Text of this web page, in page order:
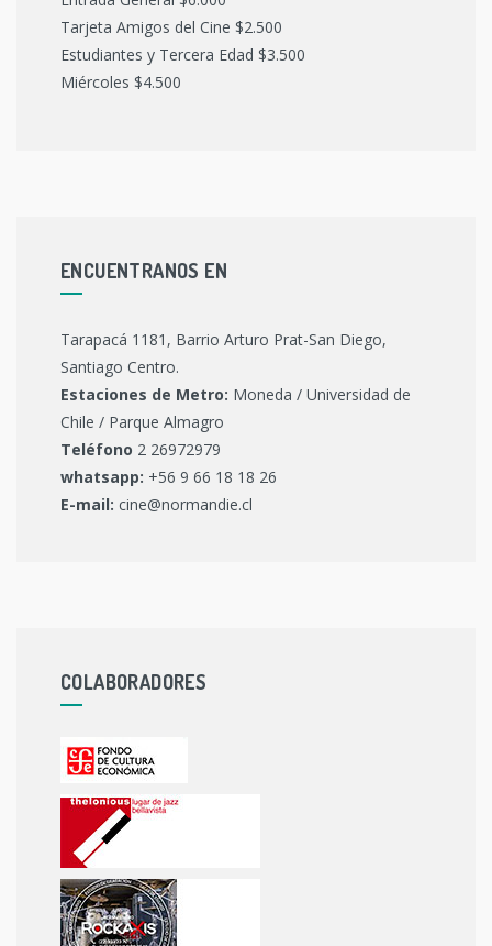
Tarjeta Amigos del Cine $2.500
Estudiantes y Tercera Edad $3.500
Miércoles $4.500
ENCUENTRANOS EN
Tarapacá 1181, Barrio Arturo Prat-San Diego,
Santiago Centro.
Estaciones de Metro: Moneda / Universidad de
Chile / Parque Almagro
Teléfono 2 26972979
whatsapp: +56 9 66 18 18 26
E-mail: cine@normandie.cl
COLABORADORES